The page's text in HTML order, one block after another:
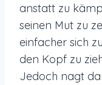
anstatt zu
seinen Mut zu
einfacher sich
den Kopf zu
Jedoch nagt